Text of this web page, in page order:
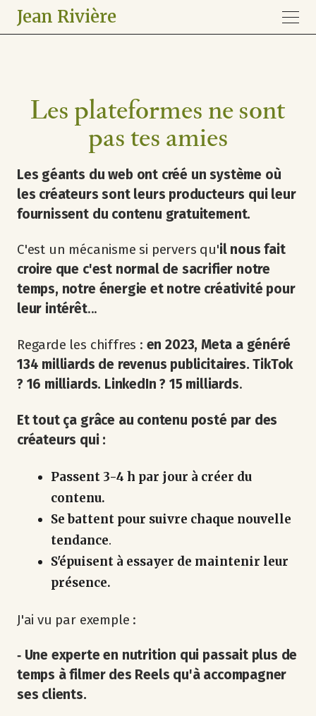
Jean Rivière
Les plateformes ne sont
pas tes amies
Les géants du web ont créé un système où
les créateurs sont leurs producteurs qui leur
fournissent du contenu gratuitement.
C'est un mécanisme si pervers qu'il nous fait
croire que c'est normal de sacrifier notre
temps, notre énergie et notre créativité pour
leur intérêt...
Regarde les chiffres : en 2023, Meta a généré
134 milliards de revenus publicitaires. TikTok
? 16 milliards. LinkedIn ? 15 milliards.
Et tout ça grâce au contenu posté par des
créateurs qui :
Passent 3-4 h par jour à créer du
contenu.
Se battent pour suivre chaque nouvelle
tendance.
S'épuisent à essayer de maintenir leur
présence.
J'ai vu par exemple :
‐ Une experte en nutrition qui passait plus de
temps à filmer des Reels qu'à accompagner
ses clients.